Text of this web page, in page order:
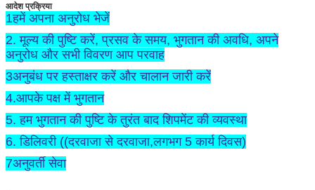
आदेश प्रक्रिया
1हमें अपना अनुरोध भेजें
2. मूल्य की पुष्टि करें, प्रसव के समय, भुगतान की अवधि, अपने
अनुरोध और सभी विवरण आप परवाह
3अनुबंध पर हस्ताक्षर करें और चालान जारी करें
4.आपके पक्ष में भुगतान
5. हम भुगतान की पुष्टि के तुरंत बाद शिपमेंट की व्यवस्था
6. डिलिवरी ((दरवाजा से दरवाजा,लगभग 5 कार्य दिवस)
7अनुवर्ती सेवा